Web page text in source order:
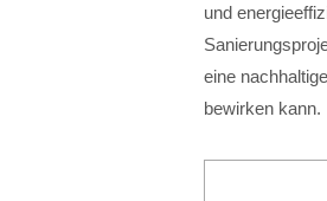
und
eine
bewirken kann.